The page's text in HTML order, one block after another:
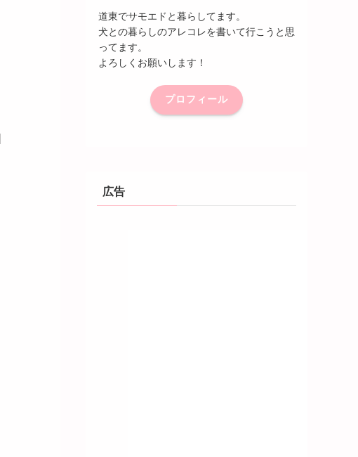
道東でサモエドと暮らしてます。
犬との暮らしのアレコレを書いて行こうと思
ってます。
よろしくお願いします！
プロフィール
広告